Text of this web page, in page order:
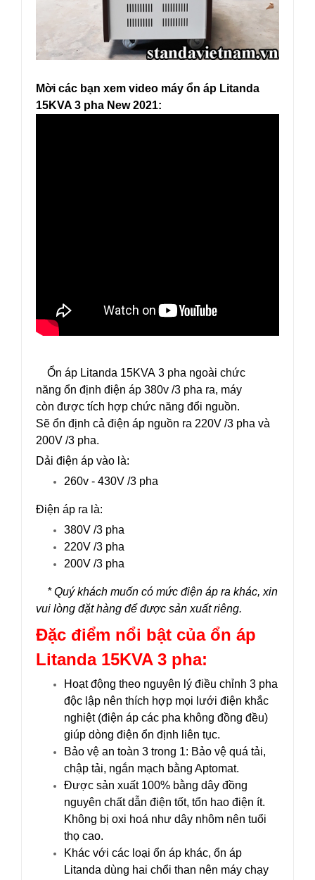
Mời các bạn xem video máy ổn áp Litanda
15KVA 3 pha New 2021:
Ổn áp Litanda 15KVA 3 pha ngoài chức
năng ổn định điện áp 380v /3 pha ra, máy
còn được tích hợp chức năng đổi nguồn.
Sẽ ổn định cả điện áp nguồn ra 220V /3 pha và
200V /3 pha.
Dải điện áp vào là:
260v - 430V /3 pha
Điện áp ra là:
380V /3 pha
220V /3 pha
200V /3 pha
* Quý khách muốn có mức điện áp ra khác, xin
vui lòng đặt hàng để được sản xuất riêng.
Đặc điểm nổi bật của ổn áp
Litanda 15KVA 3 pha:
Hoạt động theo nguyên lý điều chỉnh 3 pha
độc lập nên thích hợp mọi lưới điện khắc
nghiệt (điện áp các pha không đồng đều)
giúp dòng điện ổn định liên tục.
Bảo vệ an toàn 3 trong 1: Bảo vệ quá tải,
chập tải, ngắn mạch bằng Aptomat.
Được sản xuất 100% bằng dây đồng
nguyên chất dẫn điện tốt, tổn hao điện ít.
Không bị oxi hoá như dây nhôm nên tuổi
thọ cao.
Khác với các loại ổn áp khác, ổn áp
Litanda dùng hai chổi than nên máy chạy